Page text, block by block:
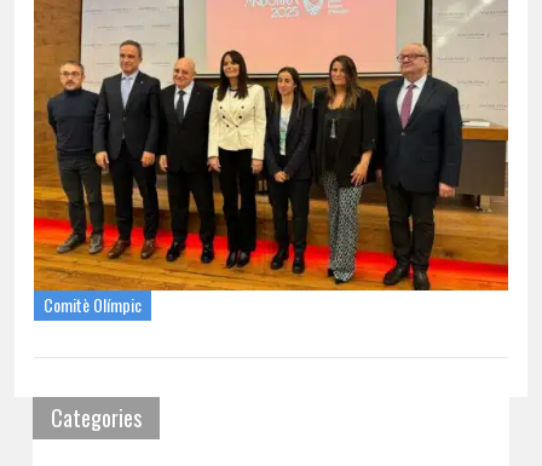
Comitè Olímpic
Categories